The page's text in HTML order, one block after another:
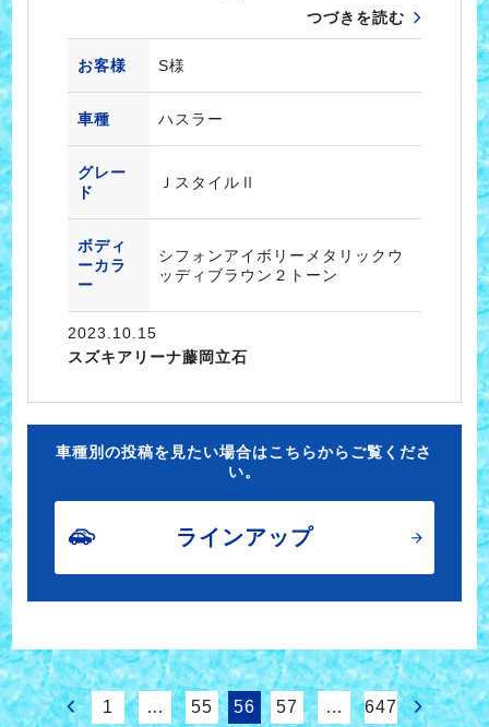
つづきを読む
お客様 S様
車種 ハスラー
グレー
ド
ＪスタイルⅡ
ボディ
ーカラ
ー
シフォンアイボリーメタリックウ
ッディブラウン２トーン
2023.10.15
スズキアリーナ藤岡立石
車種別の投稿を見たい場合はこちらからご覧くださ
い。
ラインアップ
1 … 55 56 57 … 647